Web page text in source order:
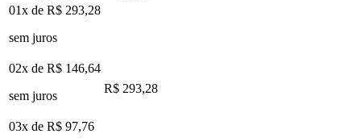
01x de R$ 293,28
sem juros
02x de R$ 146,64
sem juros
R$ 293,28
03x de R$ 97,76